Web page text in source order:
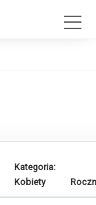
Kategoria:
Kobiety